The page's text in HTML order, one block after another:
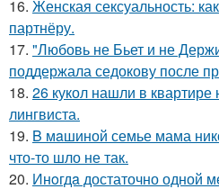
16. Женская сексуальность:
партнёру.
17. "Любовь не Бьет и не
поддержала седокову после
18. 26 кукол нашли в квартире
лингвиста.
19. B мaшиной семье мама
что-то шло не так.
20. Инoгдa достаточно одной